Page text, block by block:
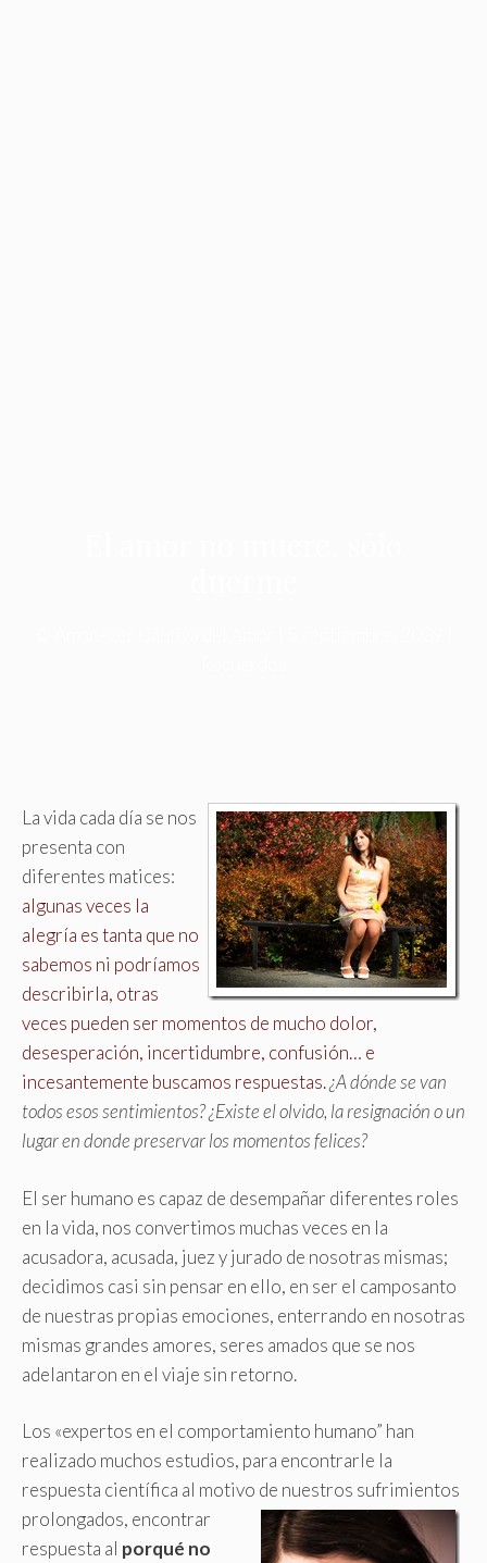
La vida cada día se nos
presenta con
diferentes matices:
algunas veces la
alegría es tanta que no
sabemos ni podríamos
describirla, otras
veces pueden ser momentos de mucho dolor,
desesperación, incertidumbre, confusión… e
incesantemente buscamos respuestas.¿A dónde se van
todos esos sentimientos? ¿Existe el olvido, la resignación o un
lugar en donde preservar los momentos felices?
El ser humano es capaz de desempañar diferentes roles
en la vida, nos convertimos muchas veces en la
acusadora, acusada, juez y jurado de nosotras mismas;
decidimos casi sin pensar en ello, en ser el camposanto
de nuestras propias emociones, enterrando en nosotras
mismas grandes amores, seres amados que se nos
adelantaron en el viaje sin retorno.
Los «expertos en el comportamiento humano” han
realizado muchos estudios, para encontrarle la
respuesta científica al motivo de nuestros sufrimientos
prolongados, encontrar
respuesta al porqué no